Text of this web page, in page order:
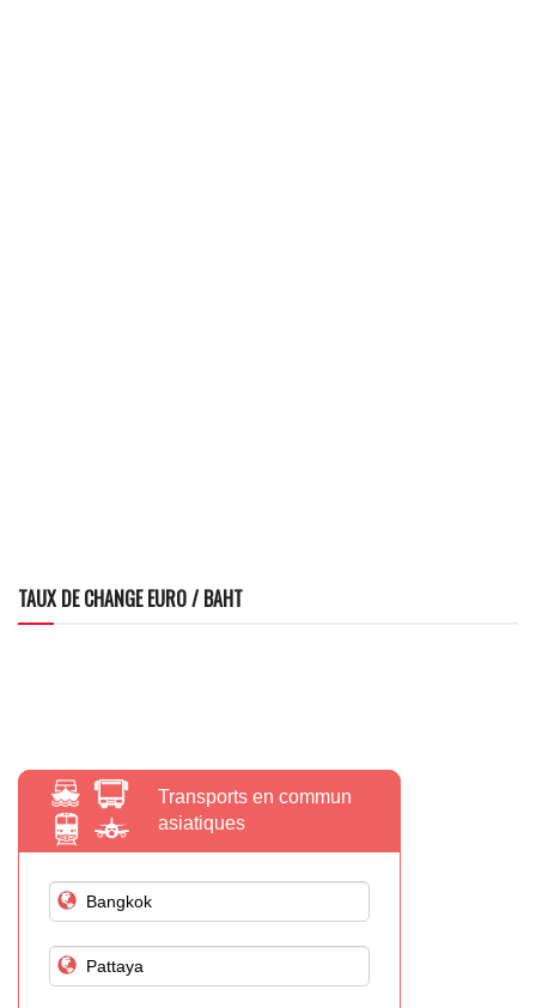
TAUX DE CHANGE EURO / BAHT
Transports en commun
asiatiques